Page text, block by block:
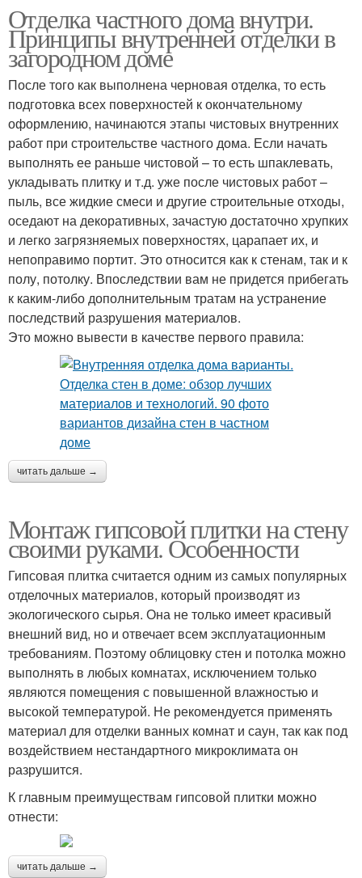
Отделка частного дома внутри.
Принципы внутренней отделки в
загородном доме
После того как выполнена черновая отделка, то есть
подготовка всех поверхностей к окончательному
оформлению, начинаются этапы чистовых внутренних
работ при строительстве частного дома. Если начать
выполнять ее раньше чистовой – то есть шпаклевать,
укладывать плитку и т.д. уже после чистовых работ –
пыль, все жидкие смеси и другие строительные отходы,
оседают на декоративных, зачастую достаточно хрупких
и легко загрязняемых поверхностях, царапает их, и
непоправимо портит. Это относится как к стенам, так и к
полу, потолку. Впоследствии вам не придется прибегать
к каким-либо дополнительным тратам на устранение
последствий разрушения материалов.
Это можно вывести в качестве первого правила:
читать дальше →
Монтаж гипсовой плитки на стену
своими руками. Особенности
Гипсовая плитка считается одним из самых популярных
отделочных материалов, который производят из
экологического сырья. Она не только имеет красивый
внешний вид, но и отвечает всем эксплуатационным
требованиям. Поэтому облицовку стен и потолка можно
выполнять в любых комнатах, исключением только
являются помещения с повышенной влажностью и
высокой температурой. Не рекомендуется применять
материал для отделки ванных комнат и саун, так как под
воздействием нестандартного микроклимата он
разрушится.
К главным преимуществам гипсовой плитки можно
отнести:
читать дальше →